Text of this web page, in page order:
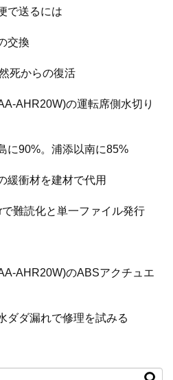
で送るには
交換
死からの復活
の運転席側水切り
に90%。浦添以南に85%
緩衝材を建材で代用
難読化と単一ファイル発行
のABSアクチュエ
ダダ漏れで修理を試みる